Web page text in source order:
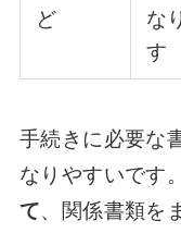
ど
な
す
手続きに必要な
なりやすいです
て、関係書類を